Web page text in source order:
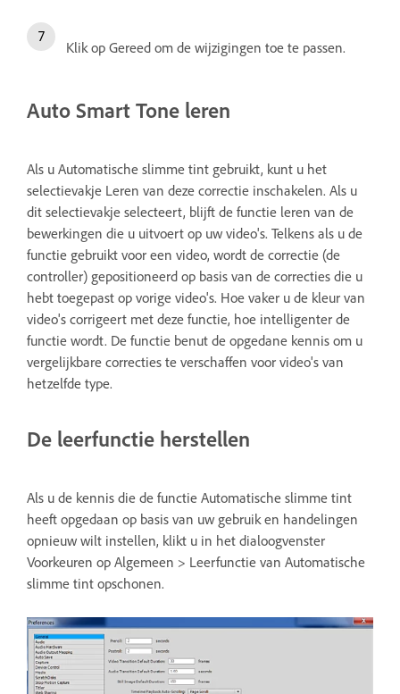
Klik op Gereed om de wijzigingen toe te passen.
Auto Smart Tone leren
Als u Automatische slimme tint gebruikt, kunt u het
selectievakje Leren van deze correctie inschakelen. Als u
dit selectievakje selecteert, blijft de functie leren van de
bewerkingen die u uitvoert op uw video's. Telkens als u de
functie gebruikt voor een video, wordt de correctie (de
controller) gepositioneerd op basis van de correcties die u
hebt toegepast op vorige video's. Hoe vaker u de kleur van
video's corrigeert met deze functie, hoe intelligenter de
functie wordt. De functie benut de opgedane kennis om u
vergelijkbare correcties te verschaffen voor video's van
hetzelfde type.
De leerfunctie herstellen
Als u de kennis die de functie Automatische slimme tint
heeft opgedaan op basis van uw gebruik en handelingen
opnieuw wilt instellen, klikt u in het dialoogvenster
Voorkeuren op Algemeen > Leerfunctie van Automatische
slimme tint opschonen.